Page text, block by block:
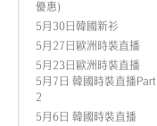
優惠)
5月30日韓國新衫
5月27日歐洲時裝直播
5月23日歐洲時裝直播
5月7日 韓國時裝直播Part
2
5月6日 韓國時裝直播